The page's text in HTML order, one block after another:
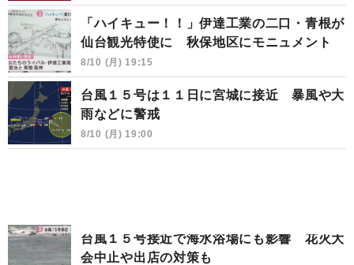
「ハイキュー！！」伊達工業の二口・青根が
仙台観光特使に 秋保地区にモニュメント
8/10 (月) 19:15
台風１５号は１１日に宮城に接近 暴風や大
雨などに警戒
8/10 (月) 19:00
台風１５号接近で海水浴場にも影響 花火大
会中止や出店の対策も